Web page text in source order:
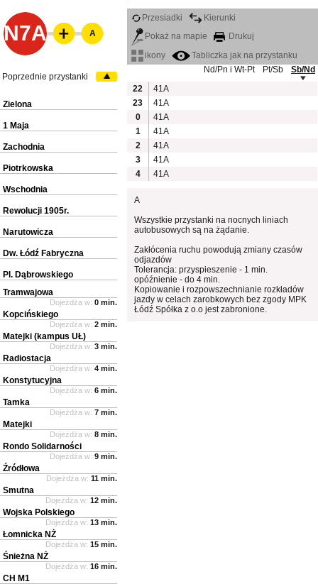
N7A
Przesiadki
Kierunki
Pokaż na mapie
Drukuj
ikony
Tabliczka jak na przystanku
Nd/Pn i Wt-Pt
Pt/Sb
Sb/Nd
22
41A
23
41A
0
41A
1
41A
2
41A
3
41A
4
41A
A
Wszystkie przystanki na nocnych liniach
autobusowych są na żądanie.
Zakłócenia ruchu powodują zmiany czasów
odjazdów
Tolerancja: przyspieszenie - 1 min.
opóźnienie - do 4 min.
Kopiowanie i rozpowszechnianie rozkładów
jazdy w celach zarobkowych bez zgody MPK
Łódź Spółka z o.o jest zabronione.
A
Poprzednie przystanki
Zielona
1 Maja
Zachodnia
Piotrkowska
Wschodnia
Rewolucji 1905r.
Narutowicza
Dw. Łódź Fabryczna
Pl. Dąbrowskiego
Tramwajowa
Dojeżdża w: 0 min.
Kopcińskiego
Dojeżdża w: 2 min.
Matejki (kampus UŁ)
Dojeżdża w: 3 min.
Radiostacja
Dojeżdża w: 4 min.
Konstytucyjna
Dojeżdża w: 6 min.
Tamka
Dojeżdża w: 7 min.
Matejki
Dojeżdża w: 8 min.
Rondo Solidarności
Dojeżdża w: 9 min.
Źródłowa
Dojeżdża w: 11 min.
Smutna
Dojeżdża w: 12 min.
Wojska Polskiego
Dojeżdża w: 13 min.
Łomnicka NŻ
Dojeżdża w: 15 min.
Śnieżna NŻ
Dojeżdża w: 16 min.
CH M1